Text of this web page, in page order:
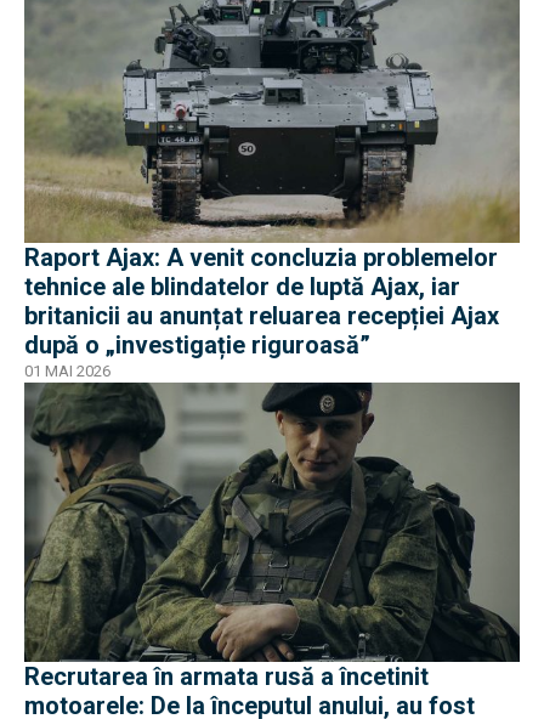
Raport Ajax: A venit concluzia problemelor
tehnice ale blindatelor de luptă Ajax, iar
britanicii au anunțat reluarea recepției Ajax
după o „investigație riguroasă”
01 MAI 2026
Recrutarea în armata rusă a încetinit
motoarele: De la începutul anului, au fost